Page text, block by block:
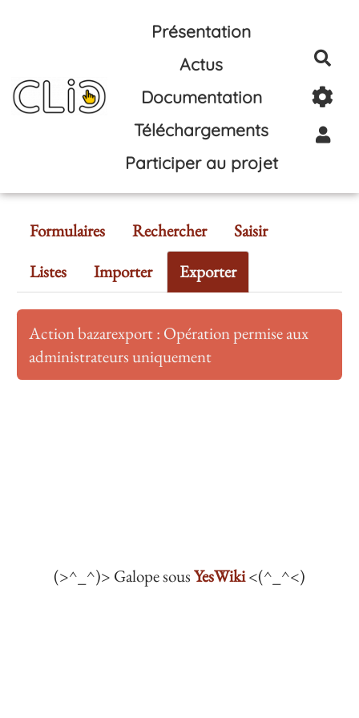
Aller au contenu principal
Présentation
Actus
Documentation
Téléchargements
Participer au projet
Formulaires Rechercher
Saisir
Listes
Importer Exporter
Action bazarexport : Opération permise aux
administrateurs uniquement
(>^_^)> Galope sousYesWiki<(^_^<)